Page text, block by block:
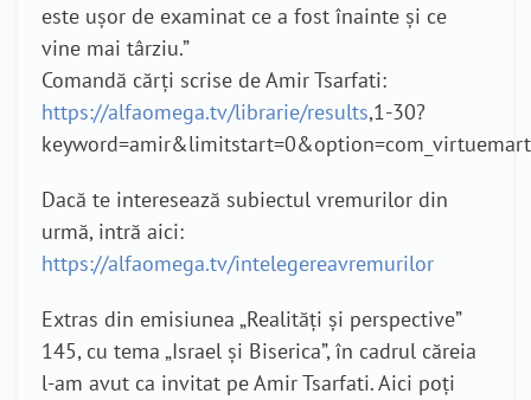
este ușor de examinat ce a fost înainte și ce
vine mai târziu.”
Comandă cărți scrise de Amir Tsarfati:
https://alfaomega.tv/librarie/results,1-30?
Dacă te interesează subiectul vremurilor din
urmă, intră aici:
https://alfaomega.tv/intelegereavremurilor
Extras din emisiunea „Realități și perspective”
145, cu tema „Israel și Biserica”, în cadrul căreia
l-am avut ca invitat pe Amir Tsarfati. Aici poți